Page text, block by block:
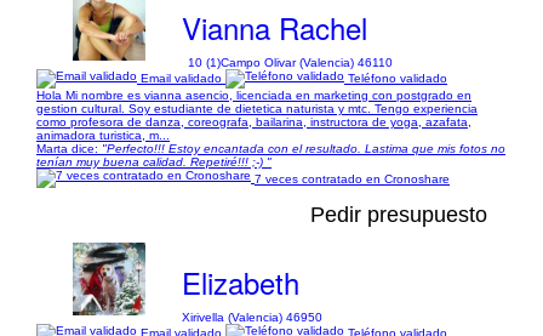
Vianna Rachel
10 (1)Campo Olivar (Valencia) 46110
Email validado
Teléfono validado
Hola Mi nombre es vianna asencio, licenciada en marketing con postgrado en
gestion cultural. Soy estudiante de dietetica naturista y mtc. Tengo experiencia
como profesora de danza, coreografa, bailarina, instructora de yoga, azafata,
animadora turistica, m...
Marta dice: "Perfecto!!! Estoy encantada con el resultado. Lastima que mis fotos no
tenían muy buena calidad. Repetiré!!! ;-) "
7 veces contratado en Cronoshare
Pedir presupuesto
Elizabeth
Xirivella (Valencia) 46950
Email validado
Teléfono validado